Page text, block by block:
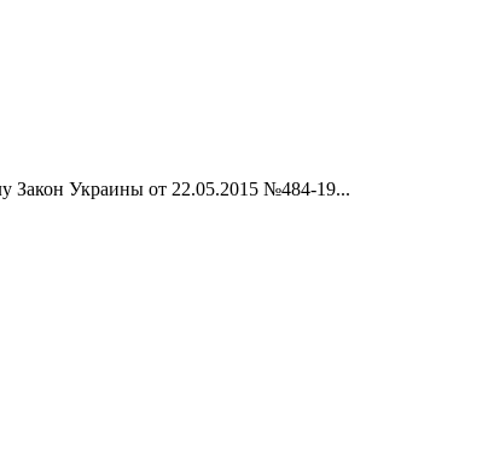
Закон Украины от 22.05.2015 №484-19...